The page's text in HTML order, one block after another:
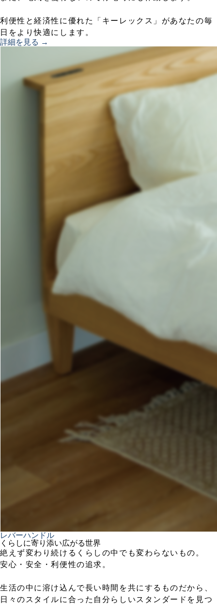
利便性と経済性に優れた「キーレックス」があなたの毎
日をより快適にします。
詳細を見る →
レバーハンドル
くらしに寄り添い広がる世界
絶えず変わり続けるくらしの中でも変わらないもの。
安心・安全・利便性の追求。
生活の中に溶け込んで長い時間を共にするものだから、
日々のスタイルに合った自分らしいスタンダードを見つ